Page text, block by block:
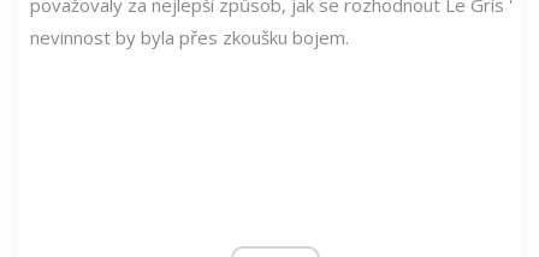
nevinnost by byla přes zkoušku bojem.